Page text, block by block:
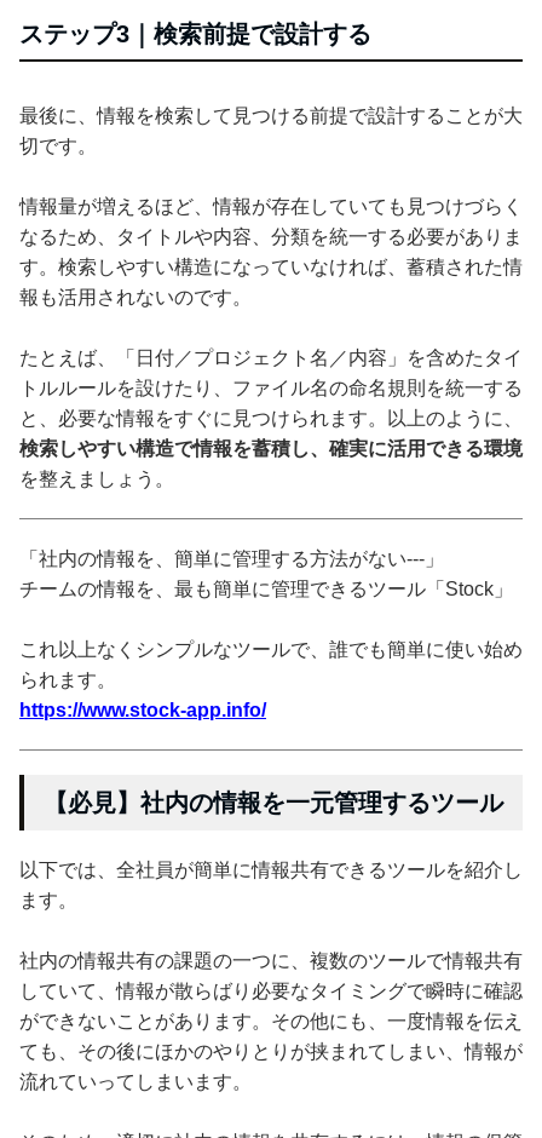
ステップ3｜検索前提で設計する
最後に、情報を検索して見つける前提で設計することが大
切です。
情報量が増えるほど、情報が存在していても見つけづらく
なるため、タイトルや内容、分類を統一する必要がありま
す。検索しやすい構造になっていなければ、蓄積された情
報も活用されないのです。
たとえば、「日付／プロジェクト名／内容」を含めたタイ
トルルールを設けたり、ファイル名の命名規則を統一する
と、必要な情報をすぐに見つけられます。以上のように、
検索しやすい構造で情報を蓄積し、確実に活用できる環境
を整えましょう。
「社内の情報を、簡単に管理する方法がない---」
チームの情報を、最も簡単に管理できるツール「Stock」
これ以上なくシンプルなツールで、誰でも簡単に使い始め
られます。
https://www.stock-app.info/
【必見】社内の情報を一元管理するツール
以下では、全社員が簡単に情報共有できるツールを紹介し
ます。
社内の情報共有の課題の一つに、複数のツールで情報共有
していて、情報が散らばり必要なタイミングで瞬時に確認
ができないことがあります。その他にも、一度情報を伝え
ても、その後にほかのやりとりが挟まれてしまい、情報が
流れていってしまいます。